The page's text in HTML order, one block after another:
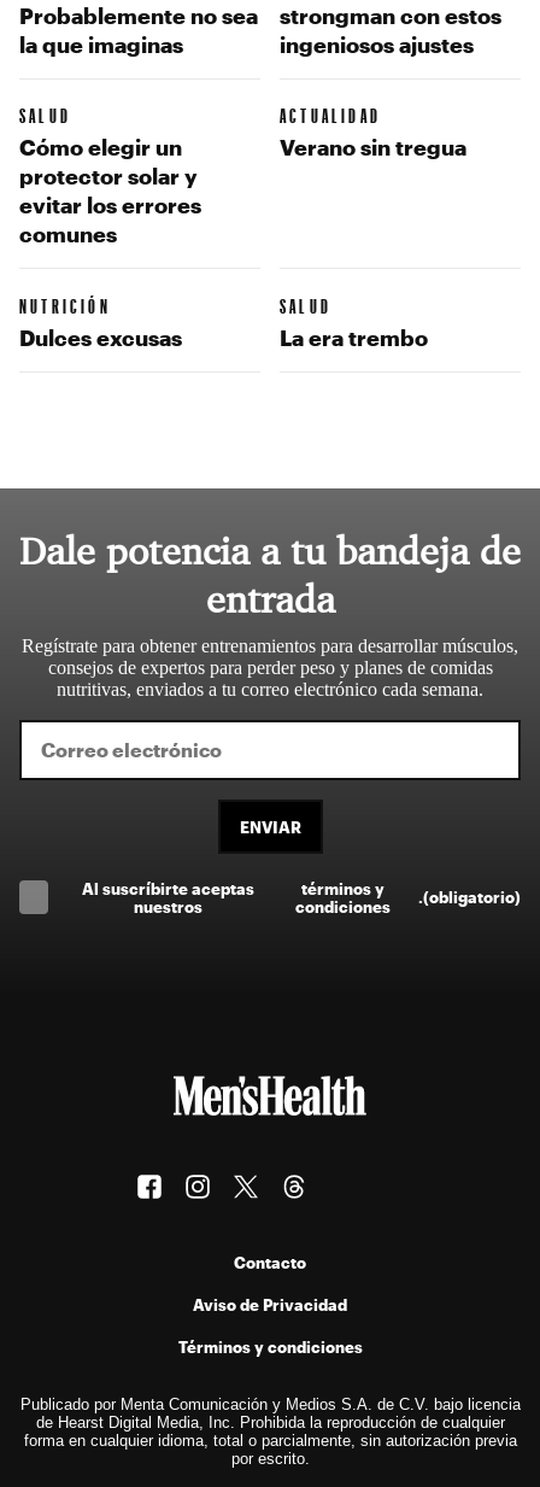
Probablemente no sea
la que imaginas
strongman con estos
ingeniosos ajustes
SALUD
Cómo elegir un
protector solar y
evitar los errores
comunes
ACTUALIDAD
Verano sin tregua
NUTRICIÓN
Dulces excusas
SALUD
La era trembo
Dale potencia a tu bandeja de
entrada
Regístrate para obtener entrenamientos para desarrollar músculos,
consejos de expertos para perder peso y planes de comidas
nutritivas, enviados a tu correo electrónico cada semana.
ENVIAR
Al suscríbirte aceptas
nuestros
términos y
condiciones
.(obligatorio)
Contacto
Aviso de Privacidad
Términos y condiciones
Publicado por Menta Comunicación y Medios S.A. de C.V. bajo licencia
de Hearst Digital Media, Inc. Prohibida la reproducción de cualquier
forma en cualquier idioma, total o parcialmente, sin autorización previa
por escrito.